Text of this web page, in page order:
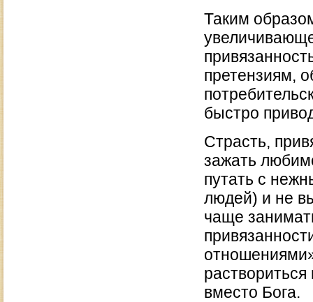
Таким
претензиям,
быстро
Страсть,
зажать
путать с
людей) и не
чаще
вместо Бога.